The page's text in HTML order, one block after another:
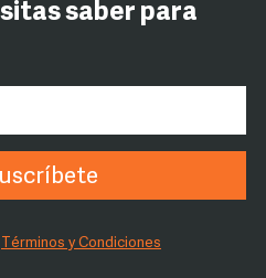
saber para
Términos y Condiciones